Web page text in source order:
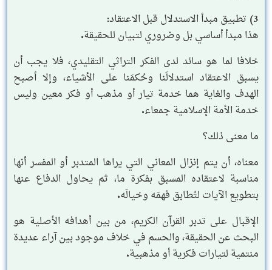
3) تطبيق مبدأ الاستدلال قبل الاعتقاد:
هذا مبدأ أساسي بل وضروري لتبيان للحقيقة.
خلافا لما هو سائد لدى الفكر التراثي التقليدي، فلا يجب أن
يسبق الاعتقاد استدلالَنا وحُكمَنا على الأشياء، وإلا أصبح
الهدف والغاية هما خدمة تيار أو مذهب أو فكر معين وليس
خدمة الأمة الإسلامية جمعاء.
ما معنى ذلك؟
معناه، أن يتم إنزال المعاني التي يراها المتدبر أو المفسر أنها
مناسبة لاعتقاده المسبق بفكرة ما، ثم يحاول الدفاع عنها
بتطويع الآيات لتُطابق فهمَه وخيالَه.
الإقبال على تدبر القرآن الكريم، من بين أهدافه الأصلية هو
البحث عن الحقيقة، والحسم في خلاف موجود بين آراء عديدة
منتمية لتيارات فكرية أو مذهبية.